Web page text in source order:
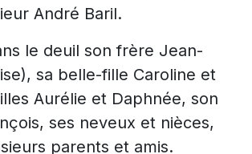
André Baril.
le deuil son frère Jean-
sa belle-fille Caroline et
Aurélie et Daphnée, son
ses neveux et nièces,
parents et amis.